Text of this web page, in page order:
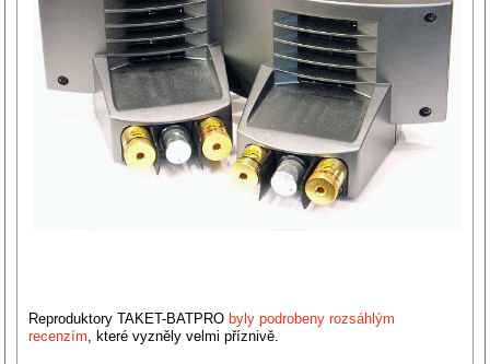
Reproduktory TAKET-BATPRO byly podrobeny rozsáhlým
recenzím, které vyzněly velmi příznivě.